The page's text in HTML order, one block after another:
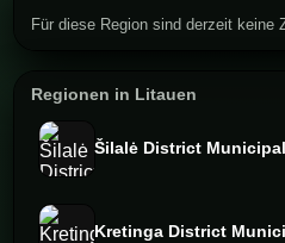
Für diese Region sind derzeit keine
Regionen in Litauen
Šilalė District
Kretinga District